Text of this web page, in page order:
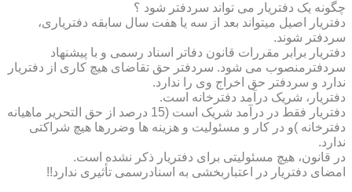
چگونه یک دفتریار می تواند سردفتر شود ؟
دفتریار اصیل میتواند بعد از سه یا هفت سال سابقه دفتریاری،
سردفتر شوند.
دفتریار برابر مقررات قانون دفاتر اسناد رسمی و با پیشنهاد
سردفترمنصوب می شود. سردفتر حق تقاضای هیچ کاری از دفتریار
ندارد و سردفتر حق اخراج وی را ندارد.
دفتریار، شریک درآمد دفترخانه است.
دفتریار فقط در درآمد شریک است (15 درصد از حق التحریر ماهیانه
دفترخانه )و در کار و مسئولیت و هزینه ها وضررها هیچ شراکتی
ندارد.
در قانون، هیچ مسئولیتی برای دفتریار ذکر نشده است.
امضای دفتریار در اعتباربخشی به اسنادرسمی تأثیری ندارد!!